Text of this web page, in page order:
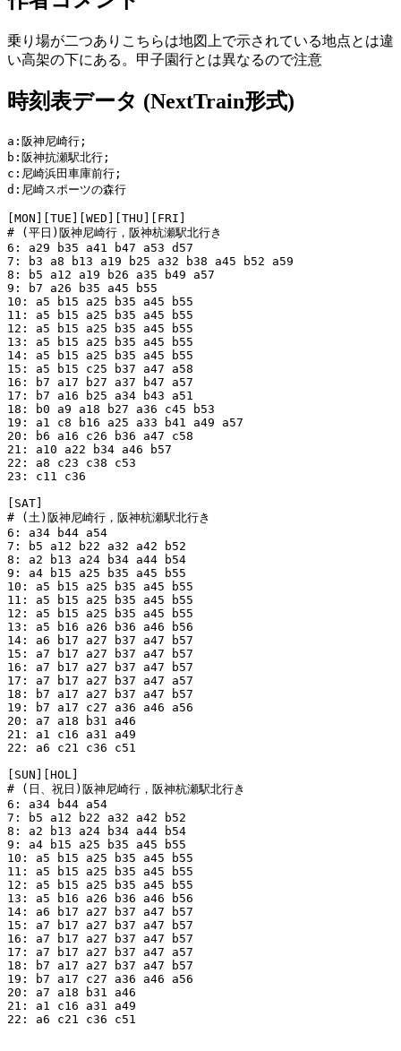
乗り場が二つありこちらは地図上で示されている地点とは違
い高架の下にある。甲子園行とは異なるので注意
時刻表データ (NextTrain形式)
a:阪神尼崎行;
b:阪神抗瀬駅北行;
c:尼崎浜田車庫前行;
d:尼崎スポーツの森行
[MON][TUE][WED][THU][FRI]
# (平日)阪神尼崎行，阪神杭瀬駅北行き
6: a29 b35 a41 b47 a53 d57
7: b3 a8 b13 a19 b25 a32 b38 a45 b52 a59
8: b5 a12 a19 b26 a35 b49 a57
9: b7 a26 b35 a45 b55
10: a5 b15 a25 b35 a45 b55
11: a5 b15 a25 b35 a45 b55
12: a5 b15 a25 b35 a45 b55
13: a5 b15 a25 b35 a45 b55
14: a5 b15 a25 b35 a45 b55
15: a5 b15 c25 b37 a47 a58
16: b7 a17 b27 a37 b47 a57
17: b7 a16 b25 a34 b43 a51
18: b0 a9 a18 b27 a36 c45 b53
19: a1 c8 b16 a25 a33 b41 a49 a57
20: b6 a16 c26 b36 a47 c58
21: a10 a22 b34 a46 b57
22: a8 c23 c38 c53
23: c11 c36
[SAT]
# (土)阪神尼崎行，阪神杭瀬駅北行き
6: a34 b44 a54
7: b5 a12 b22 a32 a42 b52
8: a2 b13 a24 b34 a44 b54
9: a4 b15 a25 b35 a45 b55
10: a5 b15 a25 b35 a45 b55
11: a5 b15 a25 b35 a45 b55
12: a5 b15 a25 b35 a45 b55
13: a5 b16 a26 b36 a46 b56
14: a6 b17 a27 b37 a47 b57
15: a7 b17 a27 b37 a47 b57
16: a7 b17 a27 b37 a47 b57
17: a7 b17 a27 b37 a47 a57
18: b7 a17 a27 b37 a47 b57
19: b7 a17 c27 a36 a46 a56
20: a7 a18 b31 a46
21: a1 c16 a31 a49
22: a6 c21 c36 c51
[SUN][HOL]
# (日、祝日)阪神尼崎行，阪神杭瀬駅北行き
6: a34 b44 a54
7: b5 a12 b22 a32 a42 b52
8: a2 b13 a24 b34 a44 b54
9: a4 b15 a25 b35 a45 b55
10: a5 b15 a25 b35 a45 b55
11: a5 b15 a25 b35 a45 b55
12: a5 b15 a25 b35 a45 b55
13: a5 b16 a26 b36 a46 b56
14: a6 b17 a27 b37 a47 b57
15: a7 b17 a27 b37 a47 b57
16: a7 b17 a27 b37 a47 b57
17: a7 b17 a27 b37 a47 a57
18: b7 a17 a27 b37 a47 b57
19: b7 a17 c27 a36 a46 a56
20: a7 a18 b31 a46
21: a1 c16 a31 a49
22: a6 c21 c36 c51